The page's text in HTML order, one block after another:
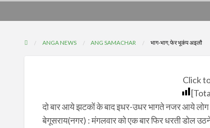
ANGA NEWS ANG SAMACHAR भाग-भाग, फेर भूकंप अइलौ
Click
दो बार आये झटकों के बाद इधर-उधर भागते नजर आये लोग
बेगूसराय(नगर) : मंगलवार को एक बार फिर धरती डोल